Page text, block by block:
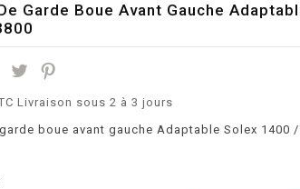
Garde Boue Avant Gauche
Livraison sous 2 à 3 jours
boue avant gauche Adaptable Solex 1400